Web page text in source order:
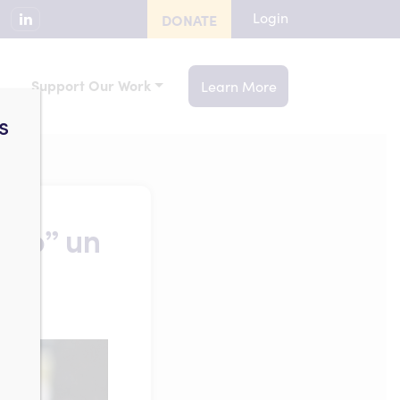
DONATE Login
Support Our Work Learn More
un